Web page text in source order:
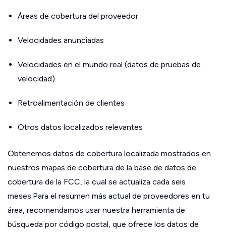
Áreas de cobertura del proveedor
Velocidades anunciadas
Velocidades en el mundo real (datos de pruebas de
velocidad)
Retroalimentación de clientes
Otros datos localizados relevantes
Obtenemos datos de cobertura localizada mostrados en
nuestros mapas de cobertura de la base de datos de
cobertura de la FCC, la cual se actualiza cada seis
meses.Para el resumen más actual de proveedores en tu
área, recomendamos usar nuestra herramienta de
búsqueda por código postal, que ofrece los datos de